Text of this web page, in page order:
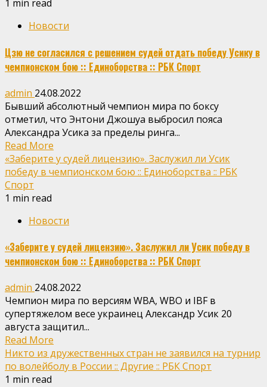
1 min read
Новости
Цзю не согласился с решением судей отдать победу Усику в
чемпионском бою :: Единоборства :: РБК Спорт
admin 24.08.2022
Бывший абсолютный чемпион мира по боксу
отметил, что Энтони Джошуа выбросил пояса
Александра Усика за пределы ринга...
Read More
«Заберите у судей лицензию». Заслужил ли Усик
победу в чемпионском бою :: Единоборства :: РБК
Спорт
1 min read
Новости
«Заберите у судей лицензию». Заслужил ли Усик победу в
чемпионском бою :: Единоборства :: РБК Спорт
admin 24.08.2022
Чемпион мира по версиям WBA, WBO и IBF в
супертяжелом весе украинец Александр Усик 20
августа защитил...
Read More
Никто из дружественных стран не заявился на турнир
по волейболу в России :: Другие :: РБК Спорт
1 min read